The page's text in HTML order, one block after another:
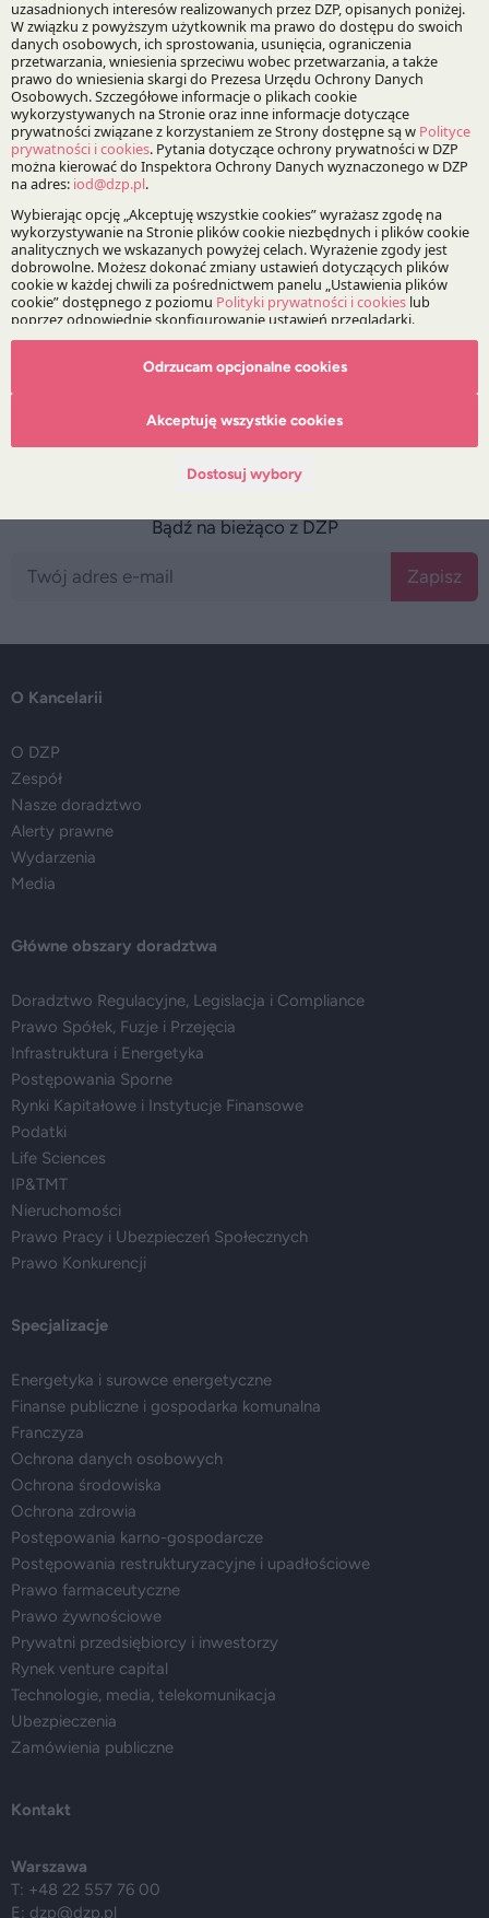
Autorzy:
Marcin Krakowiak
Dr Krzysztof Fliszkiewicz
Praktyki:
Infrastruktura i Energetyka
Specjalizacje:
Fuzje, przejęcia i restrukturyzacje
Bądź na bieżąco z DZP
Zapisz
O Kancelarii
O DZP
Zespół
Nasze doradztwo
Alerty prawne
Wydarzenia
Media
Główne obszary doradztwa
Doradztwo Regulacyjne, Legislacja i Compliance
Prawo Spółek, Fuzje i Przejęcia
Infrastruktura i Energetyka
Postępowania Sporne
Rynki Kapitałowe i Instytucje Finansowe
Podatki
Life Sciences
IP&TMT
Nieruchomości
Prawo Pracy i Ubezpieczeń Społecznych
Prawo Konkurencji
Specjalizacje
Energetyka i surowce energetyczne
Finanse publiczne i gospodarka komunalna
Franczyza
Ochrona danych osobowych
Ochrona środowiska
Ochrona zdrowia
Postępowania karno-gospodarcze
Postępowania restrukturyzacyjne i upadłościowe
Prawo farmaceutyczne
Prawo żywnościowe
Prywatni przedsiębiorcy i inwestorzy
Rynek venture capital
Technologie, media, telekomunikacja
Ubezpieczenia
Zamówienia publiczne
Kontakt
Warszawa
T: +48 22 557 76 00
E: dzp@dzp.pl
Odrzucam opcjonalne cookies
Akceptuję wszystkie cookies
Dostosuj wybory